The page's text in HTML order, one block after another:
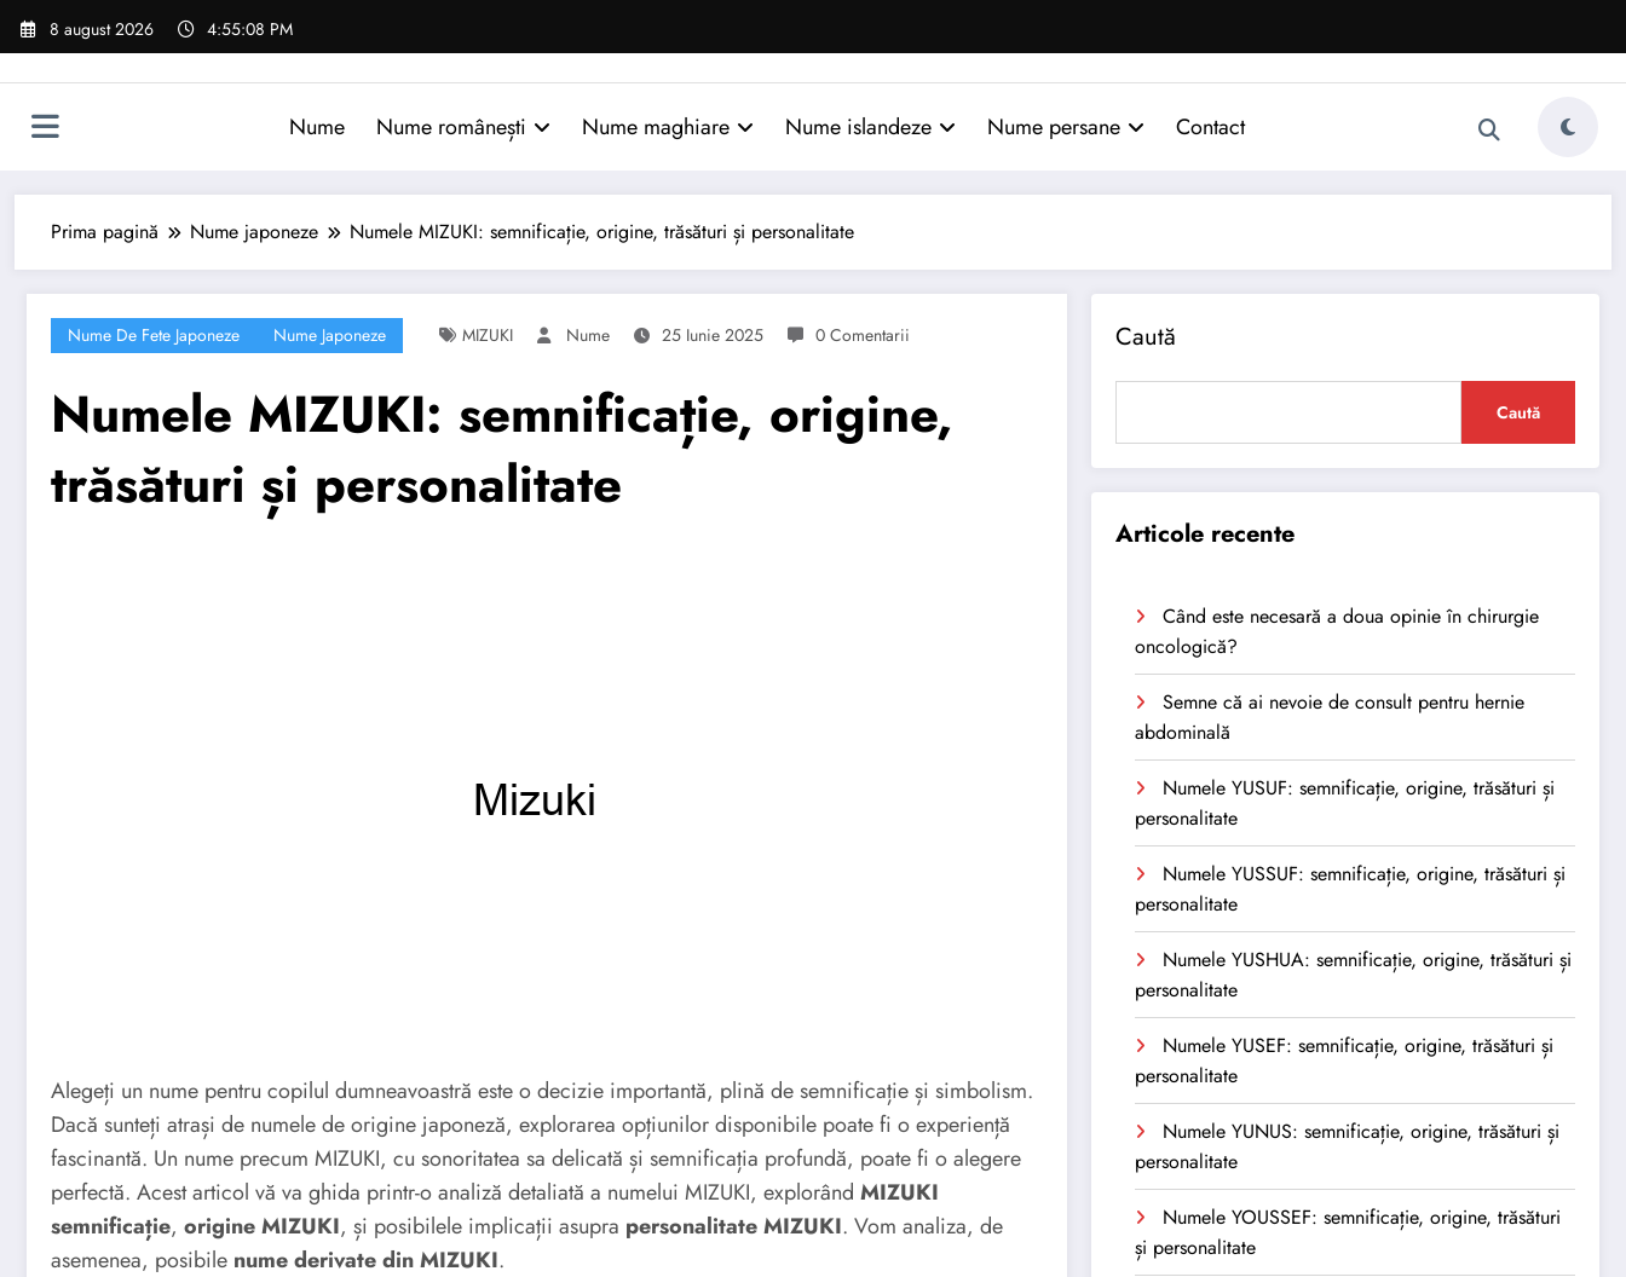
Sari
8 august 2026 4:55:09 PM
Nume Nume românești Nume maghiare Nume islandeze Nume persane Contact
Prima pagină Nume japoneze Numele MIZUKI: semnificație, origine, trăsături și personalitate
Nume De Fete Japoneze Nume Japoneze MIZUKI Nume 25 Iunie 2025 0 Comentarii
Numele MIZUKI: semnificație, origine,
trăsături și personalitate
Alegeți un nume pentru copilul dumneavoastră este o decizie importantă, plină de semnificație și simbolism.
Dacă sunteți atrași de numele de origine japoneză, explorarea opțiunilor disponibile poate fi o experiență
fascinantă. Un nume precum MIZUKI, cu sonoritatea sa delicată și semnificația profundă, poate fi o alegere
perfectă. Acest articol vă va ghida printr-o analiză detaliată a numelui MIZUKI, explorând MIZUKI
semnificație, origine MIZUKI, și posibilele implicații asupra personalitate MIZUKI. Vom analiza, de
asemenea, posibile nume derivate din MIZUKI.
Caută
Caută
Articole recente
Când este necesară a doua opinie în chirurgie
oncologică?
Semne că ai nevoie de consult pentru hernie
abdominală
Numele YUSUF: semnificație, origine, trăsături și
personalitate
Numele YUSSUF: semnificație, origine, trăsături și
personalitate
Numele YUSHUA: semnificație, origine, trăsături și
personalitate
Numele YUSEF: semnificație, origine, trăsături și
personalitate
Numele YUNUS: semnificație, origine, trăsături și
personalitate
Numele YOUSSEF: semnificație, origine, trăsături
și personalitate